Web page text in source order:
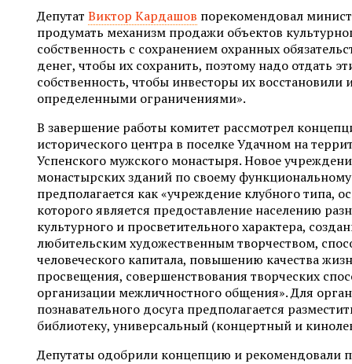
Депутат Виктор Кардашов порекомендовал
продумать механизм продажи объектов
собственность с сохранением охранных
денег, чтобы их сохранить, поэтому надо отдать
собственность, чтобы инвесторы их восстановили
определенными ограничениями».
В завершение работы комитет рассмотрел
исторического центра в поселке Удачном на
Успенского мужского монастыря. Новое
монастырских зданий по своему
предполагается как «учреждение клубного типа,
которого является предоставление населению
культурного и просветительного характера,
любительским художественным творчеством,
человеческого капитала, повышению качества
просвещения, совершенствования творческих
организации межличностного общения». Для
познавательного досуга предполагается
библиотеку, универсальный (концертный и
Депутаты одобрили концепцию и рекомендовали